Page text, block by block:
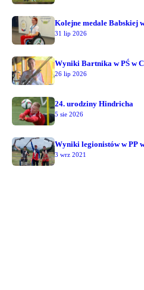
Kolejne medale Babskiej
31 lip 2026
Wyniki Bartnika w PŚ w
26 lip 2026
24. urodziny Hindricha
5 sie 2026
Wyniki legionistów w PP
3 wrz 2021